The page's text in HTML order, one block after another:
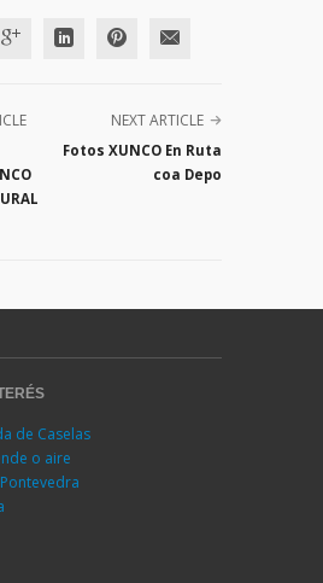
NEXT ARTICLE
Fotos XUNCO En Ruta
coa Depo
de Caselas
o aire